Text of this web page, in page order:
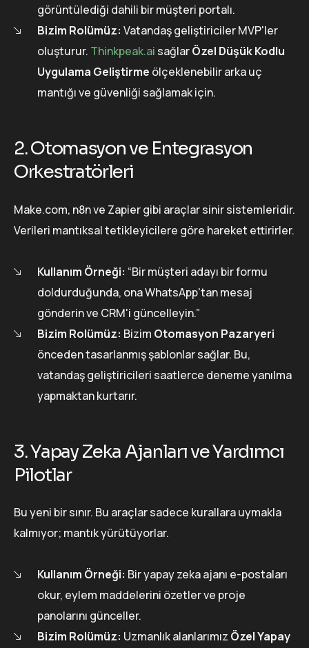
görüntülediği dahili bir müşteri portalı.
Bizim Rolümüz: Vatandaş geliştiriciler MVP'ler
oluşturur. Thinkpeak.ai sağlarÖzel Düşük Kodlu
Uygulama Geliştirme ölçeklenebilir arka uç
mantığı ve güvenliği sağlamak için.
2. Otomasyon ve Entegrasyon
Orkestratörleri
Make.com, n8n ve Zapier gibi araçlar sinir sistemleridir.
Verileri mantıksal tetikleyicilere göre hareket ettirirler.
Kullanım Örneği: “Bir müşteri adayı bir formu
doldurduğunda, ona WhatsApp'tan mesaj
gönderin ve CRM'i güncelleyin.”
Bizim Rolümüz: Bizim Otomasyon Pazaryeri
önceden tasarlanmış şablonlar sağlar. Bu,
vatandaş geliştiricileri saatlerce deneme yanılma
yapmaktan kurtarır.
3. Yapay Zeka Ajanları ve Yardımcı
Pilotlar
Bu yeni bir sınır. Bu araçlar sadece kurallara uymakla
kalmıyor; mantık yürütüyorlar.
Kullanım Örneği: Bir yapay zeka ajanı e-postaları
okur, eylem maddelerini özetler ve proje
panolarını günceller.
Bizim Rolümüz: Uzmanlık alanlarımız Özel Yapay